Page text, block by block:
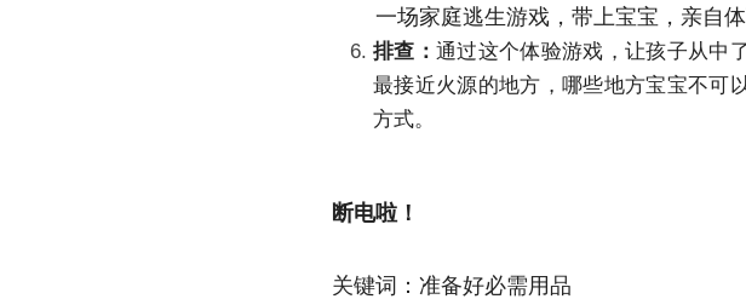
一场家庭逃生游戏，带上宝宝，亲自
排查： 通过这个体验游戏，让孩子从中
最接近火源的地方，哪些地方宝宝不可
方式。
断电啦！
关键词：准备好必需用品